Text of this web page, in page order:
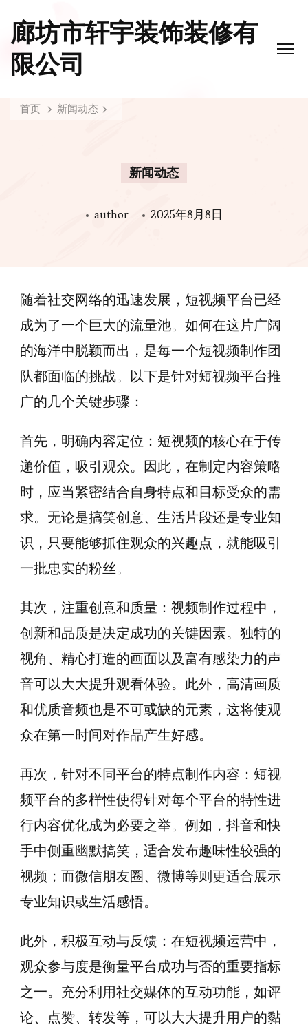
廊坊市轩宇装饰装修有
限公司
首页 新闻动态
新闻动态
author 2025年8月8日
随着社交网络的迅速发展，短视频平台已经
成为了一个巨大的流量池。如何在这片广阔
的海洋中脱颖而出，是每一个短视频制作团
队都面临的挑战。以下是针对短视频平台推
广的几个关键步骤：
首先，明确内容定位：短视频的核心在于传
递价值，吸引观众。因此，在制定内容策略
时，应当紧密结合自身特点和目标受众的需
求。无论是搞笑创意、生活片段还是专业知
识，只要能够抓住观众的兴趣点，就能吸引
一批忠实的粉丝。
其次，注重创意和质量：视频制作过程中，
创新和品质是决定成功的关键因素。独特的
视角、精心打造的画面以及富有感染力的声
音可以大大提升观看体验。此外，高清画质
和优质音频也是不可或缺的元素，这将使观
众在第一时间对作品产生好感。
再次，针对不同平台的特点制作内容：短视
频平台的多样性使得针对每个平台的特性进
行内容优化成为必要之举。例如，抖音和快
手中侧重幽默搞笑，适合发布趣味性较强的
视频；而微信朋友圈、微博等则更适合展示
专业知识或生活感悟。
此外，积极互动与反馈：在短视频运营中，
观众参与度是衡量平台成功与否的重要指标
之一。充分利用社交媒体的互动功能，如评
论、点赞、转发等，可以大大提升用户的黏